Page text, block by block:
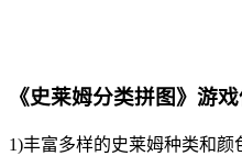
《史莱姆分类拼图》游戏
1)丰富多样的史莱姆种类和颜